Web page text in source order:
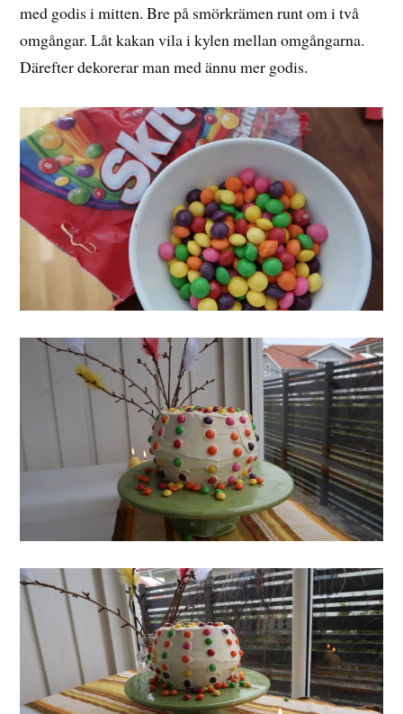
med godis i mitten. Bre på smörkrämen runt om i två
omgångar. Låt kakan vila i kylen mellan omgångarna.
Därefter dekorerar man med ännu mer godis.